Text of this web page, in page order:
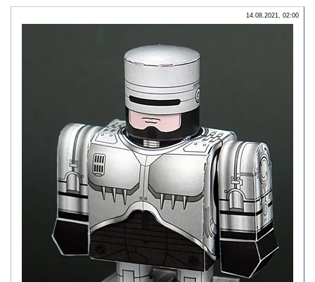
14.08.2021, 02:00